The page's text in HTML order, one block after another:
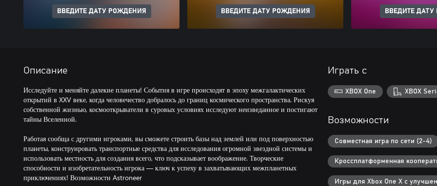
ВВЕДИТЕ ДАТУ РОЖДЕНИЯ ВВЕДИТЕ ДАТУ РОЖДЕНИЯ ВВЕДИТЕ
Описание
Исследуйте и меняйте далекие планеты! События в игре происходят в эпоху межгалактических
открытий в XXV веке, когда человечество добралось до границ космического пространства. Рискуя
собственной жизнью, космооткрыватели в суровых условиях исследуют неизведанное и постигают
тайны Вселенной.
Работая сообща с другими игроками, вы сможете строить базы над землей или под поверхностью
планеты, конструировать транспортные средства для исследования огромной звездной системы и
использовать местность для создания всего, что подсказывает воображение. Творческие
способности и изобретательность игрока — ключ к успеху в захватывающих межпланетных
приключениях! Возможности Astroneer
Играть с
XBOX One XBOX
Возможности
Совместная игра по сети (2-4)
Кроссплатформенная
Игры для Xbox One X с